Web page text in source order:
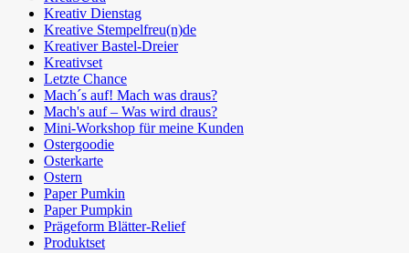
Kreativ Dienstag
Kreative Stempelfreu(n)de
Kreativer Bastel-Dreier
Kreativset
Letzte Chance
Mach´s auf! Mach was draus?
Mach's auf – Was wird draus?
Mini-Workshop für meine Kunden
Ostergoodie
Osterkarte
Ostern
Paper Pumkin
Paper Pumpkin
Prägeform Blätter-Relief
Produktset